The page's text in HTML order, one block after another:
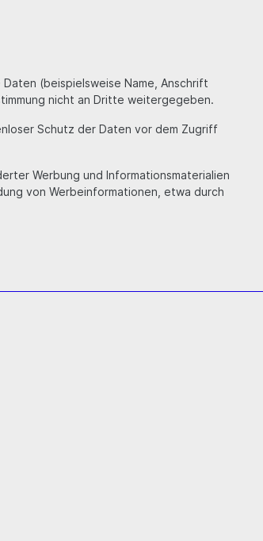
(beispielsweise Name, Anschrift
nicht an Dritte weitergegeben.
Schutz der Daten vor dem Zugriff
Werbung und Informationsmaterialien
von Werbeinformationen, etwa durch